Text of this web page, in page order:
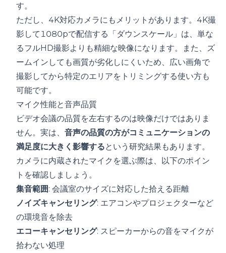
す。
ただし、4K対応カメラにもメリットがあります。4K撮
影して1080pで配信する「ダウンスケール」は、単な
るフルHD撮影よりも精細な映像になります。また、ズ
ームインしても画質が劣化しにくいため、広い画角で
撮影してから特定のエリアをトリミングする使い方も
可能です。
マイク性能と音声品質
ビデオ会議の品質を左右するのは映像だけではありま
せん。実は、 音声の品質の方がコミュニケーションの
満足度に大きく影響するという研究結果もあります。
カメラに内蔵されたマイクを選ぶ際は、以下のポイン
トを確認しましょう。
集音範囲: 会議室のサイズに対応した拾える距離
ノイズキャンセリング: エアコンやプロジェクターなど
の環境音を除去
エコーキャンセリング: スピーカーからの音をマイクが
拾わない処理